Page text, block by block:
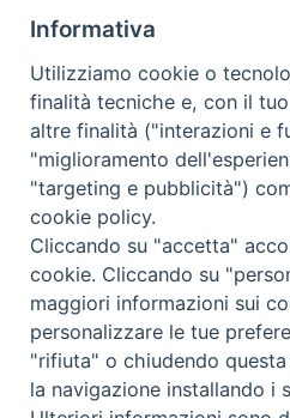
La nostra storia
Statuto
Presidenza e ufficio
Consiglio scientifico
Coordinamento nazionale
COPYRIGHT Scienza & Vita -
diritti -
Informativa
Utilizziamo cookie o
finalità tecniche e, con il
altre finalità ("interazioni e
"miglioramento
"targeting e pubblicità")
cookie policy.
Cliccando su "accetta"
cookie. Cliccando su
maggiori informazioni sui
personalizzare le tue
"rifiuta" o chiudendo
la navigazione installando i